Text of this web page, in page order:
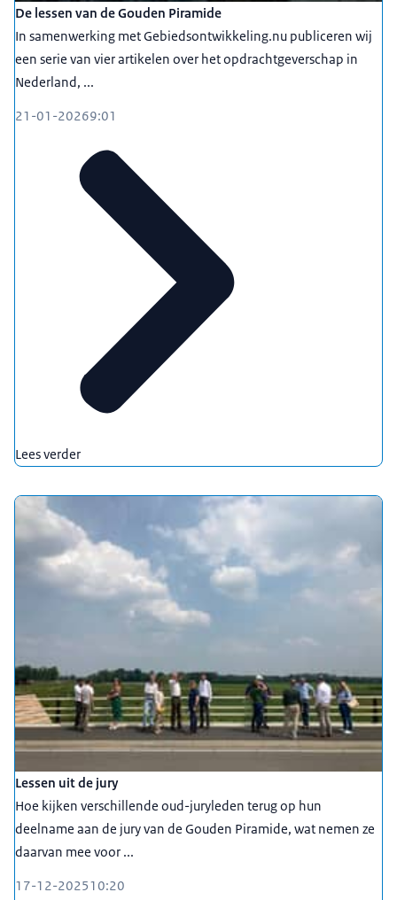
De lessen van de Gouden Piramide
In samenwerking met Gebiedsontwikkeling.nu publiceren wij
een serie van vier artikelen over het opdrachtgeverschap in
Nederland, ...
21-01-20269:01
Lees verder
Lessen uit de jury
Hoe kijken verschillende oud-juryleden terug op hun
deelname aan de jury van de Gouden Piramide, wat nemen ze
daarvan mee voor ...
17-12-202510:20